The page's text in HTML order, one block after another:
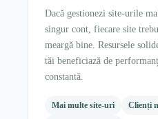
Dacă gestionezi site-urile
singur cont, fiecare site
meargă bine. Resursele
tăi beneficiază de
constantă.
Mai multe site-uri
Clienți